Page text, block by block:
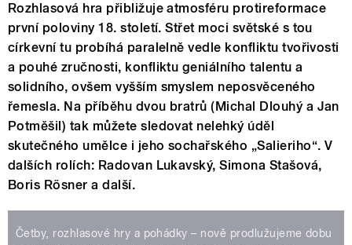
Rozhlasová hra přibližuje atmosféru protireformace
první poloviny 18. století. Střet moci světské s tou
církevní tu probíhá paralelně vedle konfliktu tvořivosti
a pouhé zručnosti, konfliktu geniálního talentu a
solidního, ovšem vyšším smyslem neposvěceného
řemesla. Na příběhu dvou bratrů (Michal Dlouhý a Jan
Potměšil) tak můžete sledovat nelehký úděl
skutečného umělce i jeho sochařského „Salieriho“. V
dalších rolích: Radovan Lukavský, Simona Stašová,
Boris Rösner a další.
Četby, rozhlasové hry a pohádky – nově prodlužujeme dobu